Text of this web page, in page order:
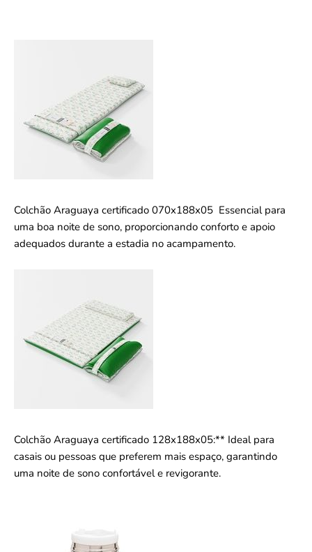
Colchão Araguaya certificado 070x188x05 Essencial para
uma boa noite de sono, proporcionando conforto e apoio
adequados durante a estadia no acampamento.
Colchão Araguaya certificado 128x188x05:** Ideal para
casais ou pessoas que preferem mais espaço, garantindo
uma noite de sono confortável e revigorante.